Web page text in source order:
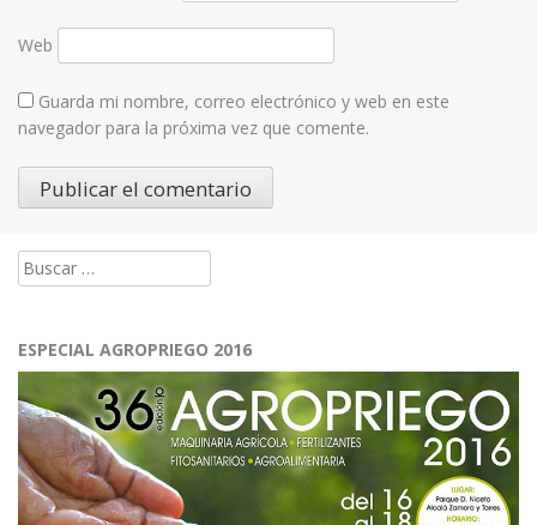
Web
Guarda mi nombre, correo electrónico y web en este
navegador para la próxima vez que comente.
Buscar:
ESPECIAL AGROPRIEGO 2016